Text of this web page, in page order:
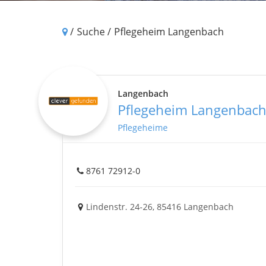
/ Suche / Pflegeheim Langenbach
Langenbach
Pflegeheim Langenbach
Pflegeheime
8761 72912-0
Lindenstr. 24-26, 85416 Langenbach